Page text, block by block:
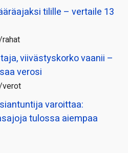
tilille – vertaile 13
viivästyskorko vaanii –
verosi
verot
varoittaa:
tulossa aiempaa